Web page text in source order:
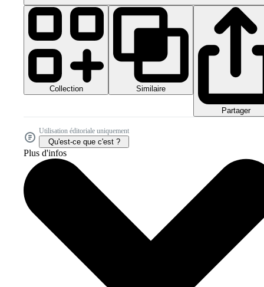
Collection Similaire
Partager
Utilisation éditoriale uniquement
Qu'est-ce que c'est ?
Plus d'infos